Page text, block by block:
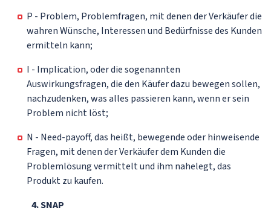
P - Problem, Problemfragen, mit denen der Verkäufer die
wahren Wünsche, Interessen und Bedürfnisse des Kunden
ermitteln kann;
I - Implication, oder die sogenannten
Auswirkungsfragen, die den Käufer dazu bewegen sollen,
nachzudenken, was alles passieren kann, wenn er sein
Problem nicht löst;
N - Need-payoff, das heißt, bewegende oder hinweisende
Fragen, mit denen der Verkäufer dem Kunden die
Problemlösung vermittelt und ihm nahelegt, das
Produkt zu kaufen.
4. SNAP